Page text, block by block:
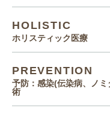
HOLISTIC
ホリスティック医療
PREVENTION
予防：感染(伝染病、ノ
術